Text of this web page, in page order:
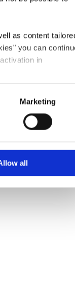
as content
you can
in
Marketing
all
Marie-Claude
zum Träumen
savoir plus